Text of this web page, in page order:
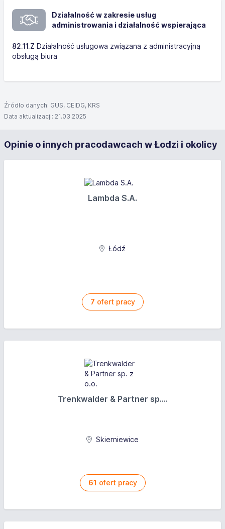
Działalność w zakresie usług
administrowania i działalność wspierająca
82.11.Z Działalność usługowa związana z administracyjną
obsługą biura
Źródło danych: GUS, CEIDG, KRS
Data aktualizacji: 21.03.2025
Opinie o innych pracodawcach w Łodzi i okolicy
Lambda S.A.
Łódź
7 ofert pracy
Trenkwalder & Partner sp....
Skierniewice
61 ofert pracy